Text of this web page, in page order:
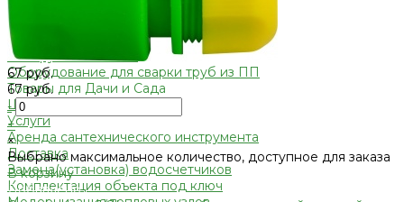
Фильтра для воды
Кухонные фильтры
Инструмент и оборудование
Инструменты Valtec
Оборудование для сварки труб из ПП
Товары для Дачи и Сада
Шланги поливочные
Услуги
Аренда сантехнического инструмента
Доставка
Замена(установка) водосчетчиков
Комплектация объекта под ключ
67 руб.
67 руб.
-
+
×
Выбрано максимальное количество, доступное для заказа
В корзину
Добавлено